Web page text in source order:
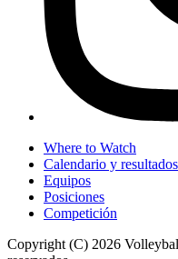
Where to Watch
Calendario y resultados
Equipos
Posiciones
Competición
Copyright (C) 2026